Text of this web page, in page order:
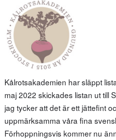
Kålrotsakademien har släppt
maj 2022 skickades listan ut till
jag tycker att det är ett jättefint
uppmärksamma våra fina
Förhoppningsvis kommer nu